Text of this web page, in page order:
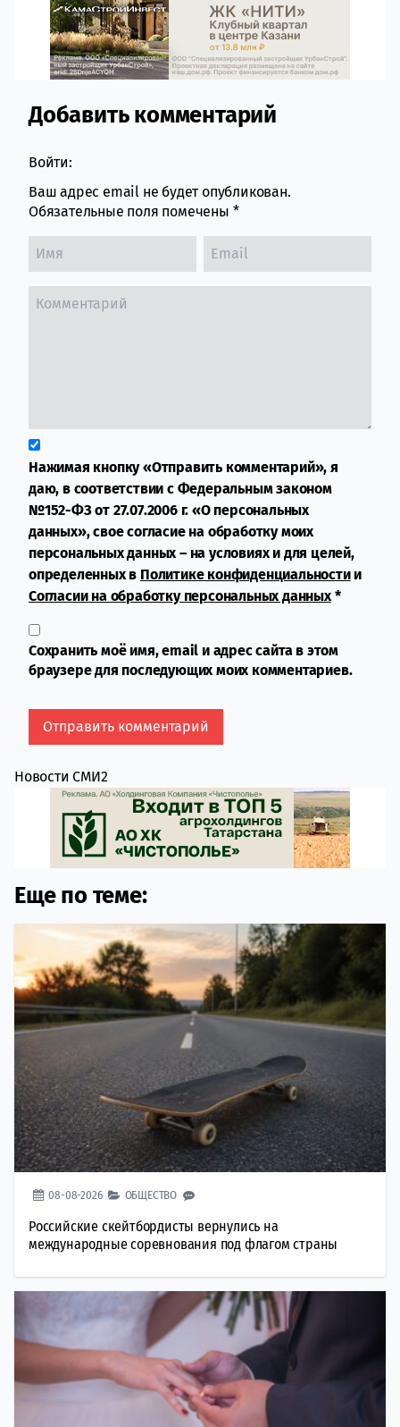
Comment section
Добавить комментарий
Войти:
Ваш адрес email не будет опубликован.
Обязательные поля помечены *
Нажимая кнопку «Отправить комментарий», я
даю, в соответствии с Федеральным законом
№152-ФЗ от 27.07.2006 г. «О персональных
данных», свое согласие на обработку моих
персональных данных – на условиях и для целей,
определенных в Политике конфиденциальностии
Согласии на обработку персональных данных*
Сохранить моё имя, email и адрес сайта в этом
браузере для последующих моих комментариев.
Новости СМИ2
Еще по теме:
08-08-2026 ОБЩЕСТВО
Российские скейтбордисты вернулись на
международные соревнования под флагом страны